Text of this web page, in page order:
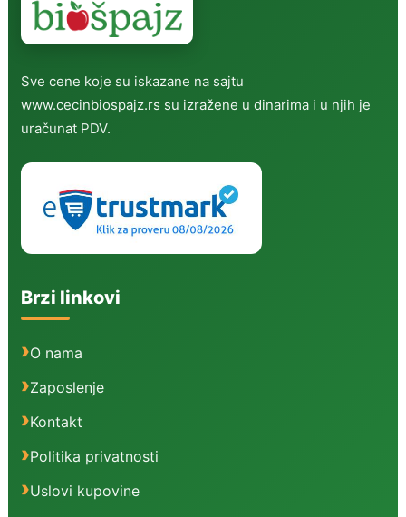
Sve cene koje su iskazane na sajtu
www.cecinbiospajz.rs su izražene u dinarima i u njih je
uračunat PDV.
Brzi linkovi
O nama
Zaposlenje
Kontakt
Politika privatnosti
Uslovi kupovine